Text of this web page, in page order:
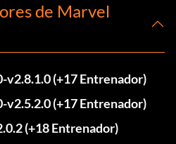
de Marvel
(+17 Entrenador)
(+17 Entrenador)
(+18 Entrenador)